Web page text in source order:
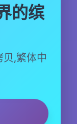
的缤
,繁体中